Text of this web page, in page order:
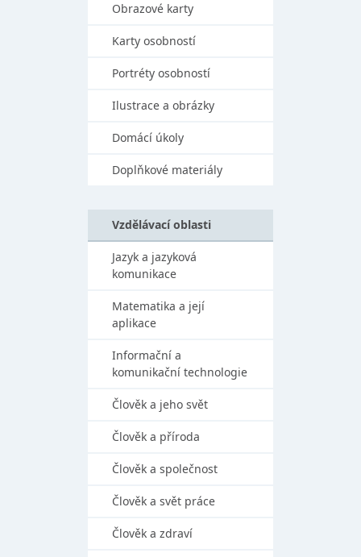
Obrazové karty
Karty osobností
Portréty osobností
Ilustrace a obrázky
Domácí úkoly
Doplňkové materiály
Vzdělávací oblasti
Jazyk a jazyková
komunikace
Matematika a její
aplikace
Informační a
komunikační technologie
Člověk a jeho svět
Člověk a příroda
Člověk a společnost
Člověk a svět práce
Člověk a zdraví